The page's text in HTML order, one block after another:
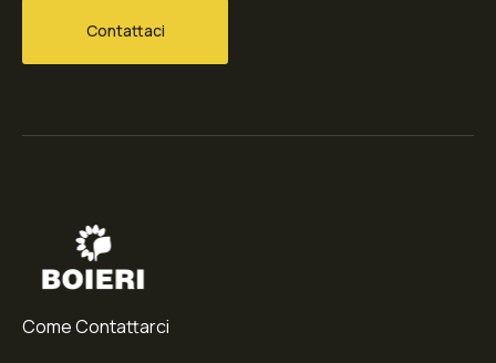
Contattaci
Come Contattarci